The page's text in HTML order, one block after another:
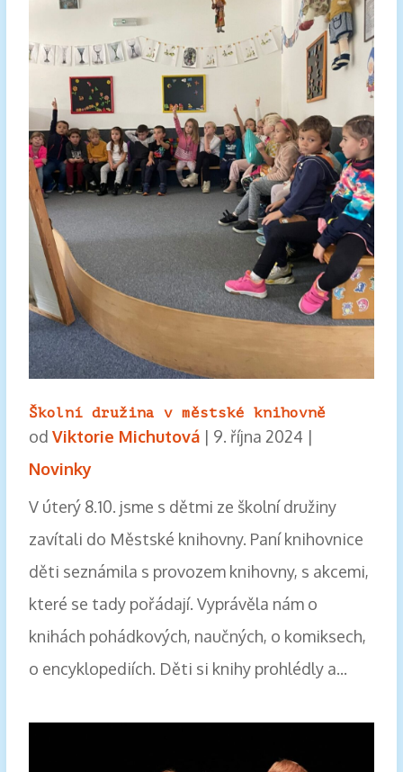
Školní družina v městské knihovně
od Viktorie Michutová| 9. října 2024 |
Novinky
V úterý 8.10. jsme s dětmi ze školní družiny
zavítali do Městské knihovny. Paní knihovnice
děti seznámila s provozem knihovny, s akcemi,
které se tady pořádají. Vyprávěla nám o
knihách pohádkových, naučných, o komiksech,
o encyklopediích. Děti si knihy prohlédly a...